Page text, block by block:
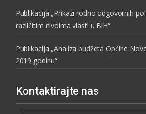
Publikacija „Prikazi rodno odgovornih
različitim nivoima vlasti u BiH“
Publikacija „Analiza budžeta Općine
2019 godinu“
Kontaktirajte nas